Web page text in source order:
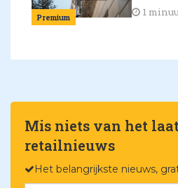
Premium 1
Mis niets van het
retailnieuws
Het belangrijkste nieuws,